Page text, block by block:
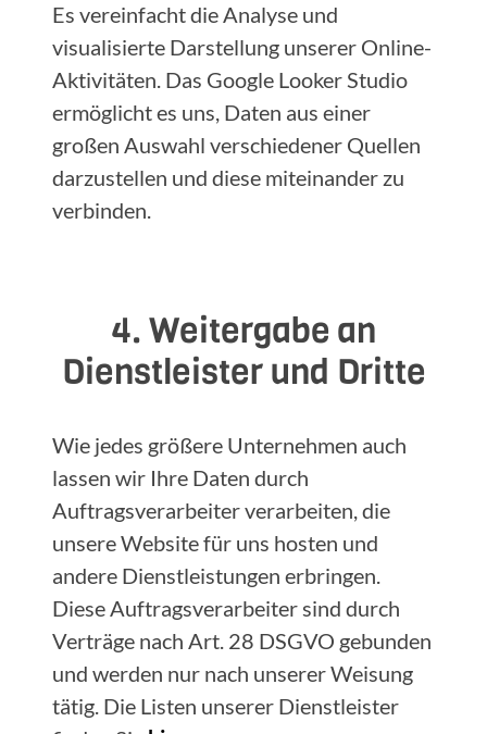
Es vereinfacht die Analyse und
visualisierte Darstellung unserer Online-
Aktivitäten. Das Google Looker Studio
ermöglicht es uns, Daten aus einer
großen Auswahl verschiedener Quellen
darzustellen und diese miteinander zu
verbinden.
4. Weitergabe an
Dienstleister und Dritte
Wie jedes größere Unternehmen auch
lassen wir Ihre Daten durch
Auftragsverarbeiter verarbeiten, die
unsere Website für uns hosten und
andere Dienstleistungen erbringen.
Diese Auftragsverarbeiter sind durch
Verträge nach Art. 28 DSGVO gebunden
und werden nur nach unserer Weisung
tätig. Die Listen unserer Dienstleister